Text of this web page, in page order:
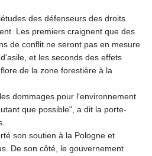
des défenseurs des droits
Les premiers craignent que des
de conflit ne seront pas en mesure
et les seconds des effets
de la zone forestière à la
dommages pour l'environnement
que possible", a dit la porte-
son soutien à la Pologne et
De son côté, le gouvernement